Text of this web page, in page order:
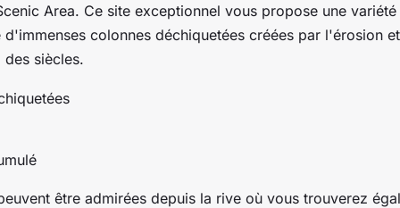
Area. Ce site exceptionnel vous propose une variété
d'immenses colonnes déchiquetées créées par l'érosion
siècles.
être admirées depuis la rive où vous trouverez